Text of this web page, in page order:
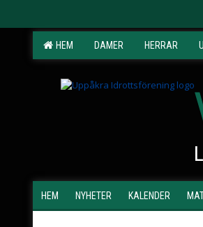
HEM DAMER HERRAR
HEM NYHETER KALENDER